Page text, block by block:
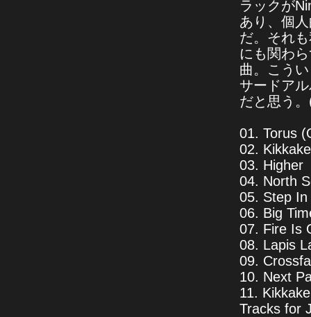
ラックが
あり、個
だ。それ
にも関わ
曲。こう
サードア
だと思う
01. Torus
02.
03. Higher
04. North
05. Step
06. Big
07. Fire Is
08. Lapis
09.
10. Next
11.
Tracks for